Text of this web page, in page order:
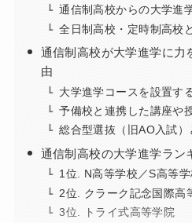
通信制高校からの大学進
全日制高校・定時制高校
通信制高校が大学進学に力
由
大学進学コースを設置す
予備校と連携した講座や
総合型選抜（旧AO入試）
通信制高校の大学進学ラン
1位. N高等学校／S高等学
2位. クラーク記念国際高
3位. トライ式高等学院